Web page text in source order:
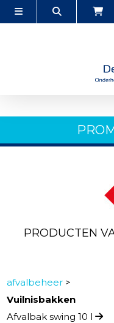
PRODUCTEN
afvalbeheer >
Vuilnisbakken
Afvalbak swing 10 l